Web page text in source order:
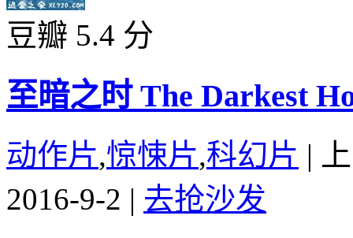
豆瓣 5.4 分
至暗之时 The Darkest
动作片,惊悚片,科幻片 |
2016-9-2 | 去抢沙发